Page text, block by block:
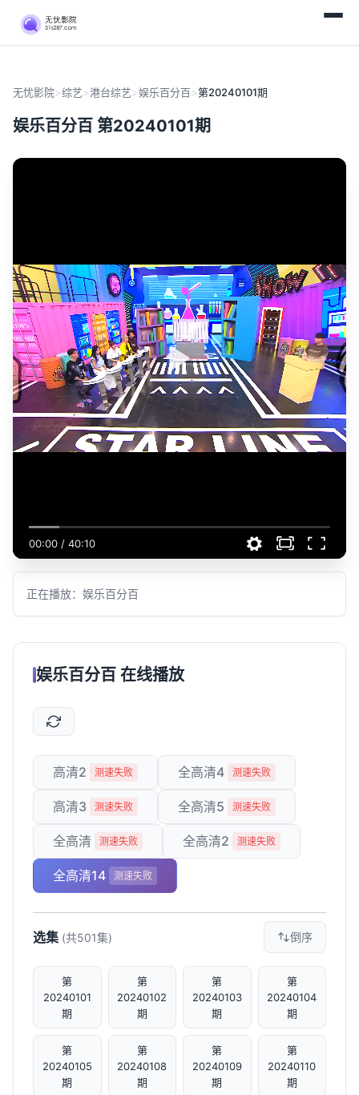
无忧影院>综艺>港台综艺>娱乐百分百>第20240101期
娱乐百分百 第20240101期
00:00 / 40:10
正在播放：娱乐百分百
娱乐百分百 在线播放
高清2 测速失败 全高清4 测速失败
高清3 测速失败 全高清5 测速失败
全高清 测速失败 全高清2 测速失败
全高清14 测速失败
选集 (共501集) 倒序
第
20240101
期
第
20240102
期
第
20240103
期
第
20240104
期
第
20240105
期
第
20240108
期
第
20240109
期
第
20240110
期